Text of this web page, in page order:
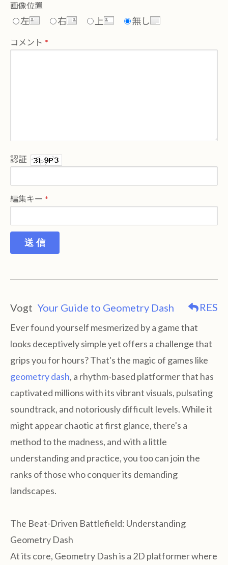
画像位置
左 右 上 無し
コメント
認証
編集キー
送 信
Vogt Your Guide to Geometry Dash RES
Ever found yourself mesmerized by a game that
looks deceptively simple yet offers a challenge that
grips you for hours? That's the magic of games like
geometry dash, a rhythm-based platformer that has
captivated millions with its vibrant visuals, pulsating
soundtrack, and notoriously difficult levels. While it
might appear chaotic at first glance, there's a
method to the madness, and with a little
understanding and practice, you too can join the
ranks of those who conquer its demanding
landscapes.
The Beat-Driven Battlefield: Understanding
Geometry Dash
At its core, Geometry Dash is a 2D platformer where